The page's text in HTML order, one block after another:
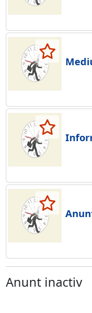
Anunt inactiv